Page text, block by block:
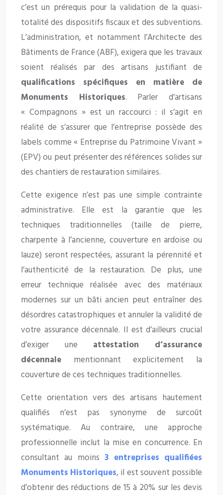
c’est un prérequis pour la validation de la quasi-
totalité des dispositifs fiscaux et des subventions.
L’administration, et notamment l’Architecte des
Bâtiments de France (ABF), exigera que les travaux
soient réalisés par des artisans justifiant de
qualifications spécifiques en matière de
Monuments Historiques. Parler d’artisans
« Compagnons » est un raccourci : il s’agit en
réalité de s’assurer que l’entreprise possède des
labels comme « Entreprise du Patrimoine Vivant »
(EPV) ou peut présenter des références solides sur
des chantiers de restauration similaires.
Cette exigence n’est pas une simple contrainte
administrative. Elle est la garantie que les
techniques traditionnelles (taille de pierre,
charpente à l’ancienne, couverture en ardoise ou
lauze) seront respectées, assurant la pérennité et
l’authenticité de la restauration. De plus, une
erreur technique réalisée avec des matériaux
modernes sur un bâti ancien peut entraîner des
désordres catastrophiques et annuler la validité de
votre assurance décennale. Il est d’ailleurs crucial
d’exiger une attestation d’assurance
décennale mentionnant explicitement la
couverture de ces techniques traditionnelles.
Cette orientation vers des artisans hautement
qualifiés n’est pas synonyme de surcoût
systématique. Au contraire, une approche
professionnelle inclut la mise en concurrence. En
consultant au moins3 entreprises qualifiées
Monuments Historiques, il est souvent possible
d’obtenir des réductions de 15 à 20% sur les devis